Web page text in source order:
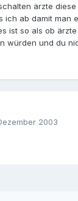
ärzte
ich ab damit man
ist so als ob
würden und du
2003